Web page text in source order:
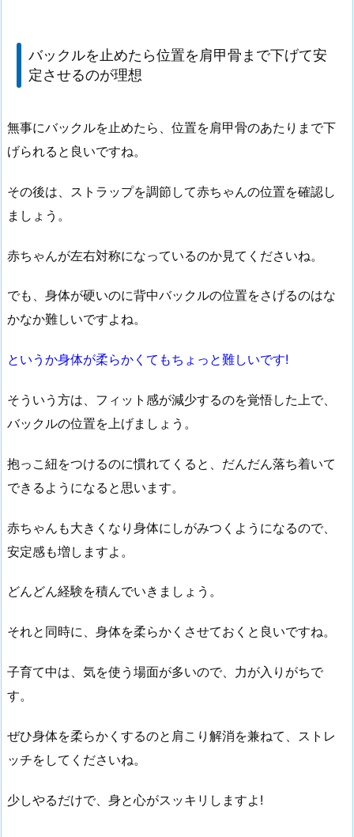
バックルを止めたら位置を肩甲骨まで下げて安
定させるのが理想
無事にバックルを止めたら、位置を肩甲骨のあたりまで下
げられると良いですね。
その後は、ストラップを調節して赤ちゃんの位置を確認し
ましょう。
赤ちゃんが左右対称になっているのか見てくださいね。
でも、身体が硬いのに背中バックルの位置をさげるのはな
かなか難しいですよね。
というか身体が柔らかくてもちょっと難しいです!
そういう方は、フィット感が減少するのを覚悟した上で、
バックルの位置を上げましょう。
抱っこ紐をつけるのに慣れてくると、だんだん落ち着いて
できるようになると思います。
赤ちゃんも大きくなり身体にしがみつくようになるので、
安定感も増しますよ。
どんどん経験を積んでいきましょう。
それと同時に、身体を柔らかくさせておくと良いですね。
子育て中は、気を使う場面が多いので、力が入りがちで
す。
ぜひ身体を柔らかくするのと肩こり解消を兼ねて、ストレ
ッチをしてくださいね。
少しやるだけで、身と心がスッキリしますよ!